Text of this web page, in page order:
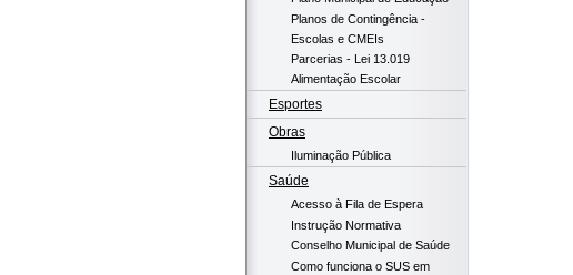
Planos de Contingência -
Escolas e CMEIs
Parcerias - Lei 13.019
Alimentação Escolar
Esportes
Obras
Iluminação Pública
Saúde
Acesso à Fila de Espera
Instrução Normativa
Conselho Municipal de Saúde
Como funciona o SUS em